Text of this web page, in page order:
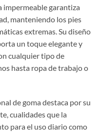
impermeable garantiza
manteniendo los pies
extremas. Su diseño
un toque elegante y
cualquier tipo de
hasta ropa de trabajo o
de goma destaca por su
cualidades que la
para el uso diario como